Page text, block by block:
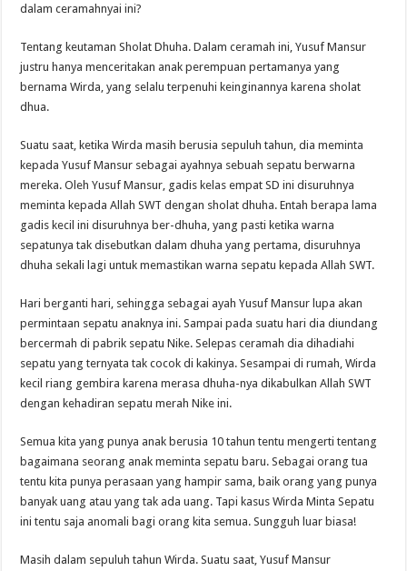
dalam ceramahnyai ini?
Tentang keutaman Sholat Dhuha. Dalam ceramah ini, Yusuf Mansur
justru hanya menceritakan anak perempuan pertamanya yang
bernama Wirda, yang selalu terpenuhi keinginannya karena sholat
dhua.
Suatu saat, ketika Wirda masih berusia sepuluh tahun, dia meminta
kepada Yusuf Mansur sebagai ayahnya sebuah sepatu berwarna
mereka. Oleh Yusuf Mansur, gadis kelas empat SD ini disuruhnya
meminta kepada Allah SWT dengan sholat dhuha. Entah berapa lama
gadis kecil ini disuruhnya ber-dhuha, yang pasti ketika warna
sepatunya tak disebutkan dalam dhuha yang pertama, disuruhnya
dhuha sekali lagi untuk memastikan warna sepatu kepada Allah SWT.
Hari berganti hari, sehingga sebagai ayah Yusuf Mansur lupa akan
permintaan sepatu anaknya ini. Sampai pada suatu hari dia diundang
bercermah di pabrik sepatu Nike. Selepas ceramah dia dihadiahi
sepatu yang ternyata tak cocok di kakinya. Sesampai di rumah, Wirda
kecil riang gembira karena merasa dhuha-nya dikabulkan Allah SWT
dengan kehadiran sepatu merah Nike ini.
Semua kita yang punya anak berusia 10 tahun tentu mengerti tentang
bagaimana seorang anak meminta sepatu baru. Sebagai orang tua
tentu kita punya perasaan yang hampir sama, baik orang yang punya
banyak uang atau yang tak ada uang. Tapi kasus Wirda Minta Sepatu
ini tentu saja anomali bagi orang kita semua. Sungguh luar biasa!
Masih dalam sepuluh tahun Wirda. Suatu saat, Yusuf Mansur